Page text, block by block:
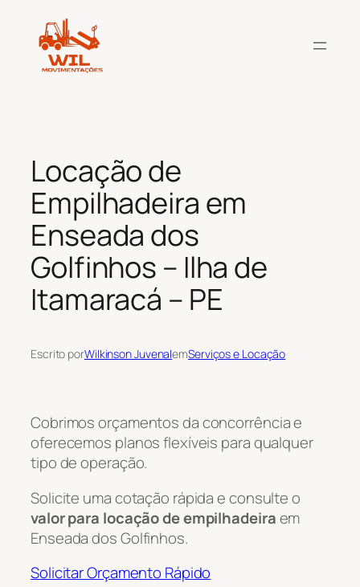
conteúdo
Locação de
Empilhadeira em
Enseada dos
Golfinhos – Ilha de
Itamaracá – PE
Escrito porWilkinson JuvenalemServiços e Locação
Cobrimos orçamentos da concorrência e
oferecemos planos flexíveis para qualquer
tipo de operação.
Solicite uma cotação rápida e consulte o
valor para locação de empilhadeiraem
Enseada dos Golfinhos.
Solicitar Orçamento Rápido